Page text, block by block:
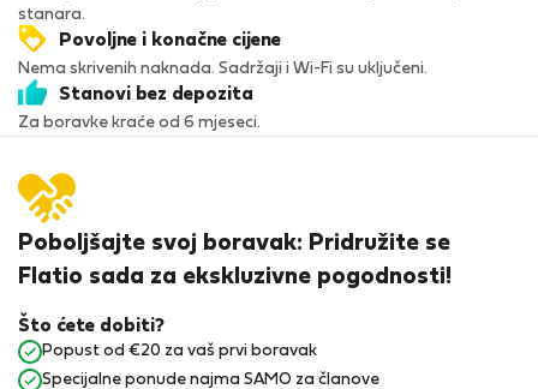
stanara.
Povoljne i konačne cijene
Nema skrivenih naknada. Sadržaji i Wi-Fi su uključeni.
Stanovi bez depozita
Za boravke kraće od 6 mjeseci.
Poboljšajte svoj boravak: Pridružite se
Flatio sada za ekskluzivne pogodnosti!
Što ćete dobiti?
Popust od €20 za vaš prvi boravak
Specijalne ponude najma SAMO za članove